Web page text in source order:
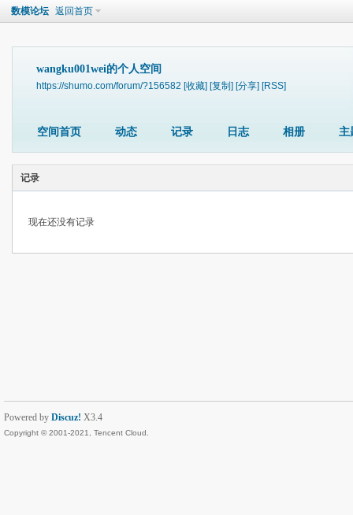
数模论坛 返回首页
wangku001wei的个人空间
https://shumo.com/forum/?156582 [收藏] [复制] [分享] [RSS]
空间首页 动态 记录 日志 相册 主
记录
现在还没有记录
Powered by Discuz! X3.4
Copyright © 2001-2021, Tencent Cloud.